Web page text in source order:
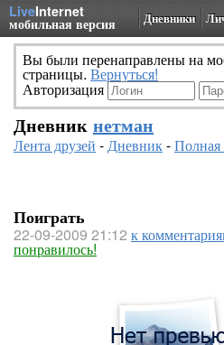
LiveInternet
мобильная версия Дневники
Вы были перенаправлены на
страницы. Вернуться!
Авторизация
Дневник нетман
Лента друзей -Дневник-Полная
Поиграть
22-09-2009 21:12 к
понравилось!